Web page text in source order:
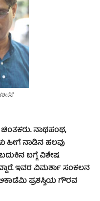
ನಾಥಪಂಥ,
ಹೀಗೆ ನಾಡಿನ ಹಲವು
ಬಗ್ಗೆ ವಿಶೇಷ
ಇವರ ವಿಮರ್ಶಾ ಸಂಕಲನ
ಅಕಾಡೆಮಿ ಪ್ರಶಸ್ತಿಯ ಗೌರವ